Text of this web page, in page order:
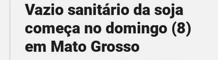
Vazio sanitário da soja
começa no domingo (8)
em Mato Grosso